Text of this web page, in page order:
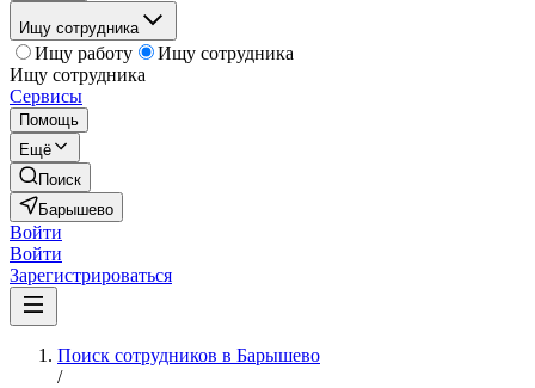
Ищу сотрудника
Ищу работу
Ищу сотрудника
Ищу сотрудника
Сервисы
Помощь
Ещё
Поиск
Барышево
Войти
Войти
Зарегистрироваться
Поиск сотрудников в Барышево
/